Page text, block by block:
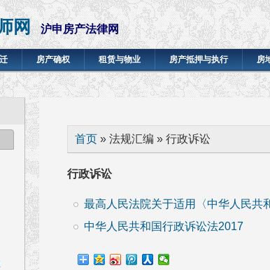
网 沪申房产法律网
房产确权 租赁与物业 房产抵押与执行 房
你在这里
首页 » 法规汇编 » 行政诉讼
行政诉讼
最高人民法院关于适用〈中华人民共
中华人民共和国行政诉讼法2017